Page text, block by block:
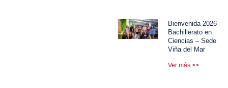
Bienvenida 2026
Bachillerato en
Ciencias – Sede
Viña del Mar
Ver más >>